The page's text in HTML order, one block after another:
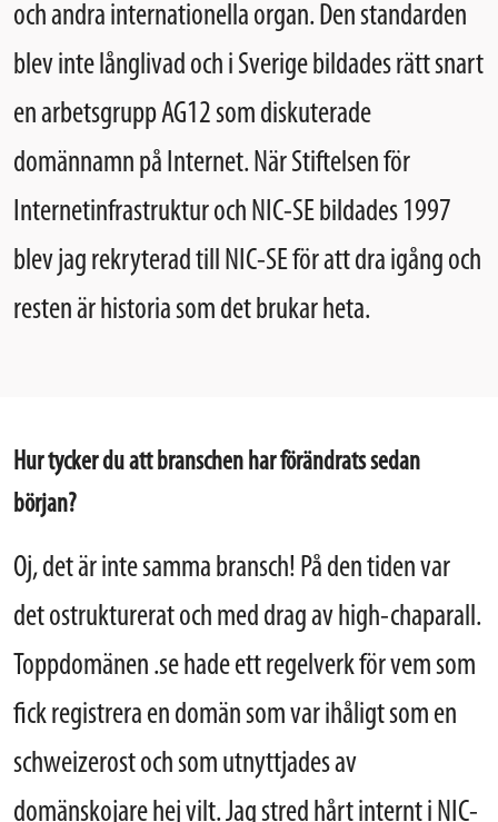
och andra internationella organ. Den standarden
blev inte långlivad och i Sverige bildades rätt snart
en arbetsgrupp AG12 som diskuterade
domännamn på Internet. När Stiftelsen för
Internetinfrastruktur och NIC-SE bildades 1997
blev jag rekryterad till NIC-SE för att dra igång och
resten är historia som det brukar heta.
Hur tycker du att branschen har förändrats sedan
början?
Oj, det är inte samma bransch! På den tiden var
det ostrukturerat och med drag av high-chaparall.
Toppdomänen .se hade ett regelverk för vem som
fick registrera en domän som var ihåligt som en
schweizerost och som utnyttjades av
domänskojare hej vilt. Jag stred hårt internt i NIC-